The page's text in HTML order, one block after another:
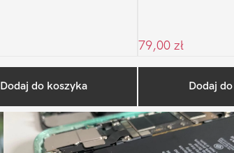
Dodaj do koszyka
79,00 zł
Dodaj
Ostatnio na blogu